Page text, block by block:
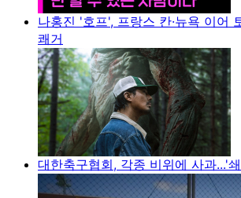
나홍진 '호프', 프랑스 칸·뉴욕 이어
쾌거
대한축구협회, 각종 비위에 사과...'